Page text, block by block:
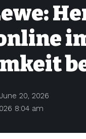
8:04 am
20, 2026